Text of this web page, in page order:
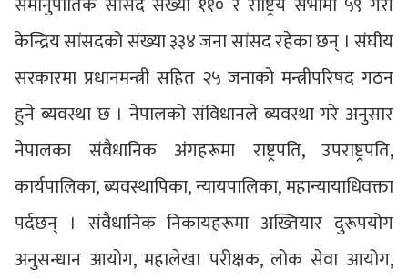
केन्द्रिय सांसदको संख्या ३३४ जना सांसद रहेका छन् । संघीय
सरकारमा प्रधानमन्त्री सहित २५ जनाको मन्त्रीपरिषद गठन
हुने ब्यवस्था छ । नेपालको संविधानले ब्यवस्था गरे अनुसार
नेपालका संवैधानिक अंगहरूमा राष्ट्रपति, उपराष्ट्रपति,
कार्यपालिका, ब्यवस्थापिका, न्यायपालिका, महान्यायाधिवक्ता
पर्दछन् । संवैधानिक निकायहरूमा अख्तियार दुरूपयोग
अनुसन्धान आयोग, महालेखा परीक्षक, लोक सेवा आयोग,